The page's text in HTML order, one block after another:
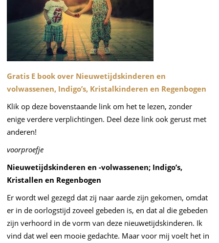
Gratis E book over Nieuwetijdskinderen en
volwassenen, Indigo’s, Kristalkinderen en Regenbogen
Klik op deze bovenstaande link om het te lezen, zonder
enige verdere verplichtingen. Deel deze link ook gerust met
anderen!
voorproefje
Nieuwetijdskinderen en -volwassenen; Indigo’s,
Kristallen en Regenbogen
Er wordt wel gezegd dat zij naar aarde zijn gekomen, omdat
er in de oorlogstijd zoveel gebeden is, en dat al die gebeden
zijn verhoord in de vorm van deze nieuwetijdskinderen. Ik
vind dat wel een mooie gedachte. Maar voor mij voelt het in